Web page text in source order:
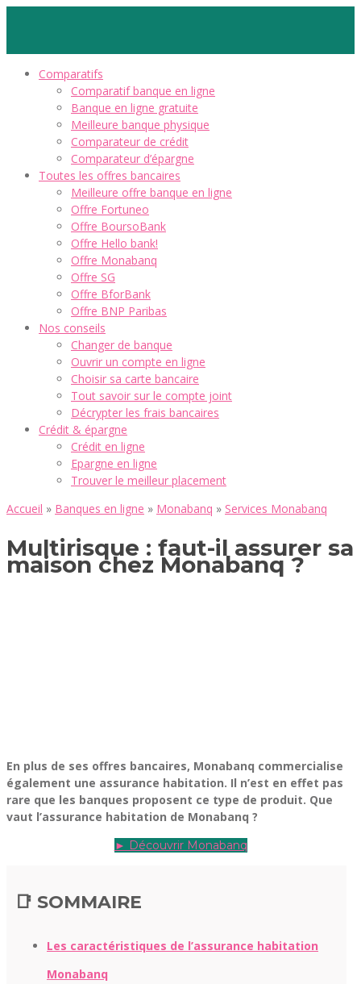
Comparatifs
Comparatif banque en ligne
Banque en ligne gratuite
Meilleure banque physique
Comparateur de crédit
Comparateur d’épargne
Toutes les offres bancaires
Meilleure offre banque en ligne
Offre Fortuneo
Offre BoursoBank
Offre Hello bank!
Offre Monabanq
Offre SG
Offre BforBank
Offre BNP Paribas
Nos conseils
Changer de banque
Ouvrir un compte en ligne
Choisir sa carte bancaire
Tout savoir sur le compte joint
Décrypter les frais bancaires
Crédit & épargne
Crédit en ligne
Epargne en ligne
Trouver le meilleur placement
Accueil » Banques en ligne » Monabanq » Services Monabanq
Multirisque : faut-il assurer sa
maison chez Monabanq ?
En plus de ses offres bancaires, Monabanq commercialise
également une assurance habitation. Il n’est en effet pas
rare que les banques proposent ce type de produit. Que
vaut l’assurance habitation de Monabanq ?
► Découvrir Monabanq
📑 SOMMAIRE
Les caractéristiques de l’assurance habitation
Monabanq